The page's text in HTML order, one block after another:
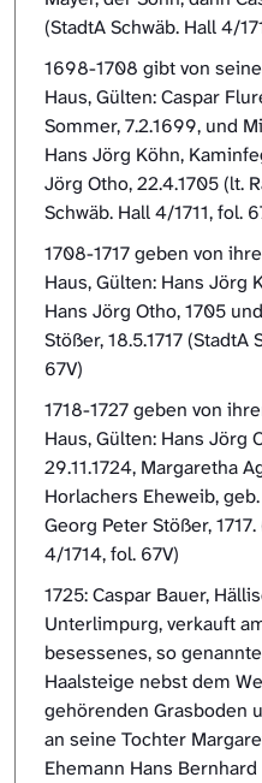
(StadtA Schwäb. Hall 4/
1698-1708 gibt von
Haus, Gülten: Caspar
Sommer, 7.2.1699, und
Hans Jörg Köhn,
Jörg Otho, 22.4.1705 (lt.
Schwäb. Hall 4/1711, fol.
1708-1717 geben von
Haus, Gülten: Hans Jörg
Hans Jörg Otho, 1705
Stößer, 18.5.1717 (StadtA
67V)
1718-1727 geben von
Haus, Gülten: Hans Jörg
29.11.1724, Margaretha
Horlachers Eheweib,
Georg Peter Stößer,
4/1714, fol. 67V)
1725: Caspar Bauer,
Unterlimpurg, verkauft
besessenes, so
Haalsteige nebst dem
gehörenden Grasboden
an seine Tochter
Ehemann Hans